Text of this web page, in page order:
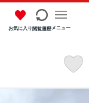
お気に入り閲覧履歴メニュー